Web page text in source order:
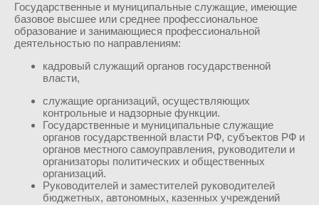
Государственные и муниципальные служащие, имеющие
базовое высшее или среднее профессиональное
образование и занимающиеся профессиональной
деятельностью по направлениям:
кадровый служащий органов государственной
власти,
служащие организаций, осуществляющих
контрольные и надзорные функции.
Государственные и муниципальные служащие
органов государственной власти РФ, субъектов РФ и
органов местного самоуправления, руководители и
организаторы политических и общественных
организаций.
Руководителей и заместителей руководителей
бюджетных, автономных, казенных учреждений